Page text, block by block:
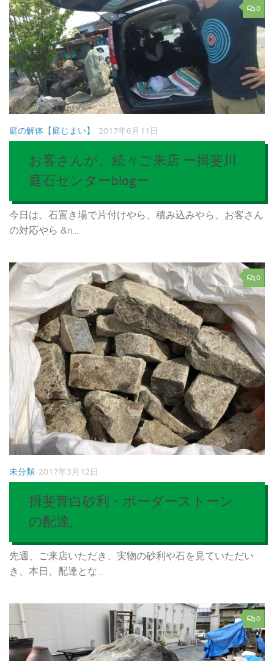
0
庭の解体【庭じまい】 2017年6月11日
お客さんが、続々ご来店 ー揖斐川
庭石センターblogー
今日は、石置き場で片付けやら、積み込みやら、お客さん
の対応やら &n...
0
未分類 2017年3月12日
揖斐青白砂利・ボーダーストーン
の配達,
先週、ご来店いただき、実物の砂利や石を見ていただい
き、本日、配達とな...
0